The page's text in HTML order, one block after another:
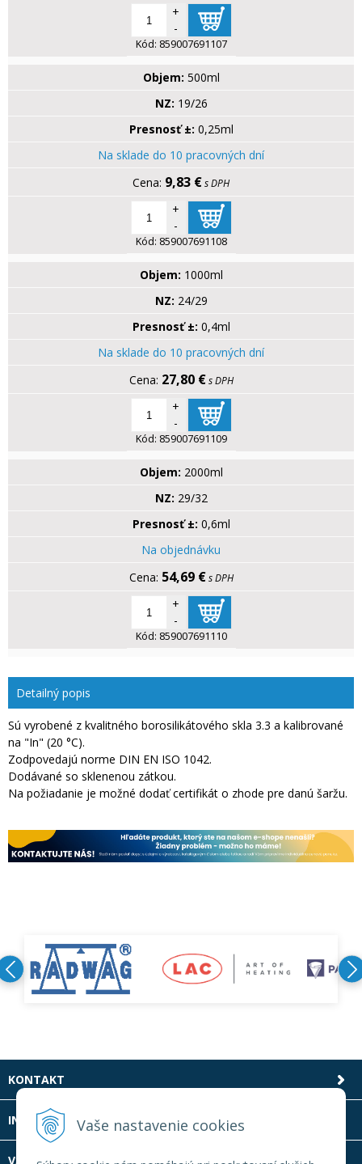
Vaše nastavenie cookies
+
-
Kód: 859007691107
Objem: 500ml
NZ: 19/26
Presnosť ±: 0,25ml
Na sklade do 10 pracovných dní
9,83 €s DPH
+
-
Kód: 859007691108
Objem: 1000ml
NZ: 24/29
Presnosť ±: 0,4ml
Na sklade do 10 pracovných dní
27,80 € s DPH
+
-
Kód: 859007691109
Objem: 2000ml
NZ: 29/32
Presnosť ±: 0,6ml
Na objednávku
54,69 € s DPH
+
-
Kód: 859007691110
Detailný popis
Sú vyrobené z kvalitného borosilikátového skla 3.3 a kalibrované
na "In" (20 °C).
Zodpovedajú norme DIN EN ISO 1042.
Dodávané so sklenenou zátkou.
Na požiadanie je možné dodať certifikát o zhode pre danú šaržu.
KONTAKT
INFOLINKA
VŠETKO O NÁKUPE